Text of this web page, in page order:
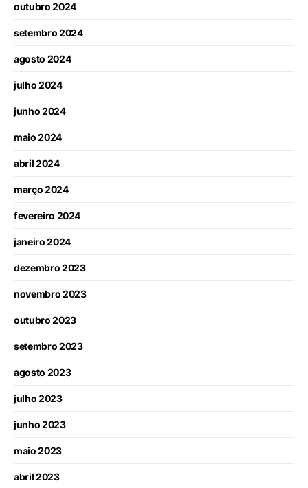
outubro 2024
setembro 2024
agosto 2024
julho 2024
junho 2024
maio 2024
abril 2024
março 2024
fevereiro 2024
janeiro 2024
dezembro 2023
novembro 2023
outubro 2023
setembro 2023
agosto 2023
julho 2023
junho 2023
maio 2023
abril 2023